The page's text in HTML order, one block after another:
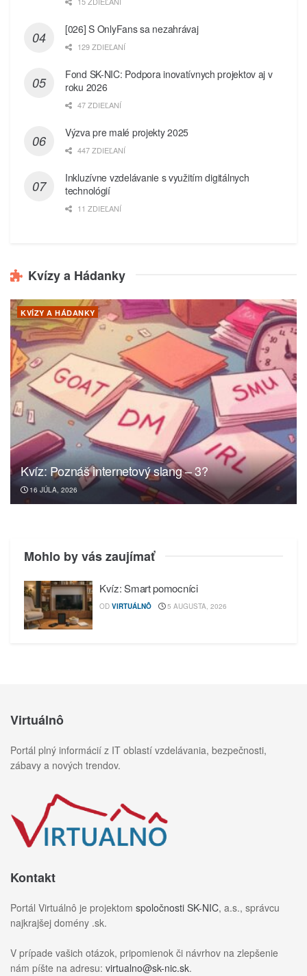
[026] S OnlyFans sa nezahrávaj
129 ZDIEĽANÍ
Fond SK-NIC: Podpora inovatívnych projektov aj v
roku 2026
47 ZDIEĽANÍ
Výzva pre malé projekty 2025
447 ZDIEĽANÍ
Inkluzívne vzdelávanie s využitím digitálnych
technológií
11 ZDIEĽANÍ
Kvízy a Hádanky
KVÍZY A HÁDANKY
Kvíz: Poznáš internetový slang – 3?
16 JÚLA, 2026
Mohlo by vás zaujímať
Kvíz: Smart pomocníci
OD VIRTUÁLNÔ 5 AUGUSTA, 2026
Virtuálnô
Portál plný informácií z IT oblastí vzdelávania, bezpečnosti,
zábavy a nových trendov.
Kontakt
Portál Virtuálnô je projektom spoločnosti SK-NIC, a.s., správcu
najkrajšej domény .sk.
V prípade vašich otázok, pripomienok či návrhov na zlepšenie
nám píšte na adresu: virtualno@sk-nic.sk.